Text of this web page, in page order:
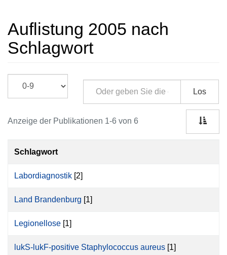
Auflistung 2005 nach
Schlagwort
Los
Anzeige der Publikationen 1-6 von 6
Schlagwort
Labordiagnostik [2]
Land Brandenburg [1]
Legionellose [1]
lukS-lukF-positive Staphylococcus aureus [1]